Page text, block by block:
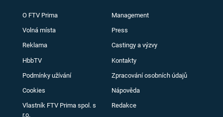
O FTV Prima Management
Volná místa Press
Reklama Castingy a výzvy
HbbTV Kontakty
Podmínky užívání Zpracování osobních údajů
Cookies Nápověda
Vlastník FTV Prima spol. s
r.o.
Redakce